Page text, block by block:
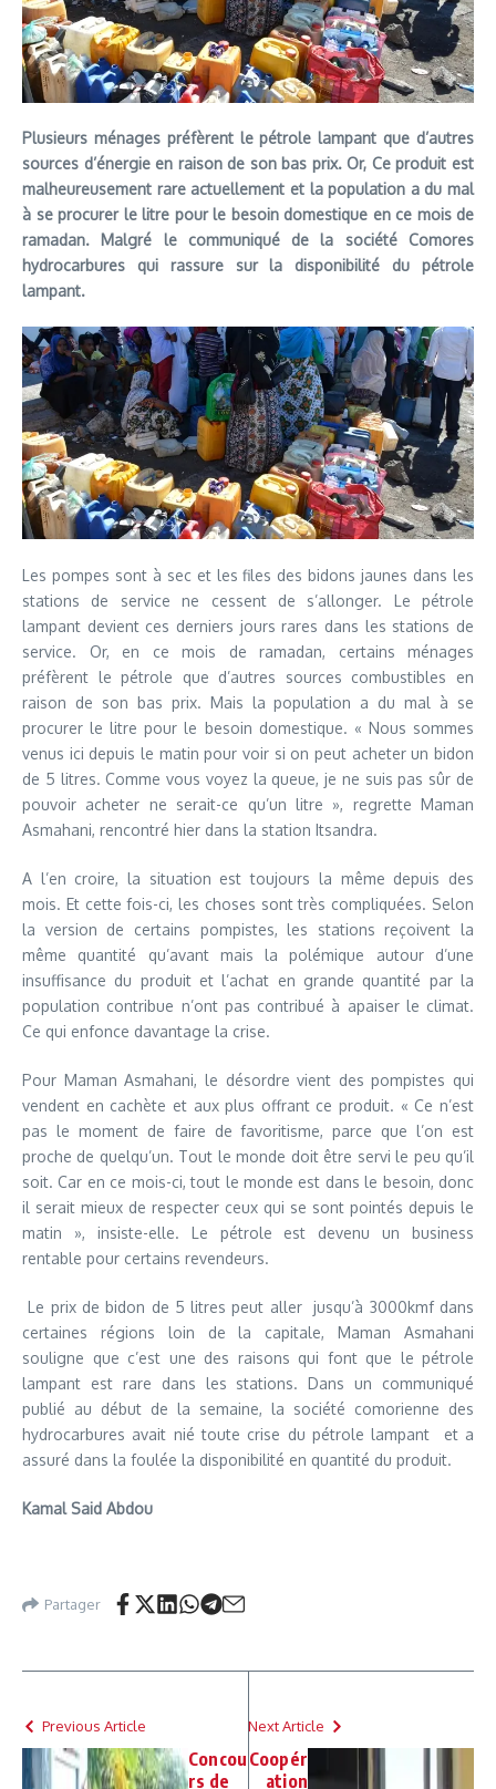
Plusieurs ménages préfèrent le pétrole lampant que d’autres
sources d’énergie en raison de son bas prix. Or, Ce produit est
malheureusement rare actuellement et la population a du mal
à se procurer le litre pour le besoin domestique en ce mois de
ramadan. Malgré le communiqué de la société Comores
hydrocarbures qui rassure sur la disponibilité du pétrole
lampant.
Les pompes sont à sec et les files des bidons jaunes dans les
stations de service ne cessent de s’allonger. Le pétrole
lampant devient ces derniers jours rares dans les stations de
service. Or, en ce mois de ramadan, certains ménages
préfèrent le pétrole que d’autres sources combustibles en
raison de son bas prix. Mais la population a du mal à se
procurer le litre pour le besoin domestique. « Nous sommes
venus ici depuis le matin pour voir si on peut acheter un bidon
de 5 litres. Comme vous voyez la queue, je ne suis pas sûr de
pouvoir acheter ne serait-ce qu’un litre », regrette Maman
Asmahani, rencontré hier dans la station Itsandra.
A l’en croire, la situation est toujours la même depuis des
mois. Et cette fois-ci, les choses sont très compliquées. Selon
la version de certains pompistes, les stations reçoivent la
même quantité qu’avant mais la polémique autour d’une
insuffisance du produit et l’achat en grande quantité par la
population contribue n’ont pas contribué à apaiser le climat.
Ce qui enfonce davantage la crise.
Pour Maman Asmahani, le désordre vient des pompistes qui
vendent en cachète et aux plus offrant ce produit. « Ce n’est
pas le moment de faire de favoritisme, parce que l’on est
proche de quelqu’un. Tout le monde doit être servi le peu qu’il
soit. Car en ce mois-ci, tout le monde est dans le besoin, donc
il serait mieux de respecter ceux qui se sont pointés depuis le
matin », insiste-elle. Le pétrole est devenu un business
rentable pour certains revendeurs.
Le prix de bidon de 5 litres peut aller jusqu’à 3000kmf dans
certaines régions loin de la capitale, Maman Asmahani
souligne que c’est une des raisons qui font que le pétrole
lampant est rare dans les stations. Dans un communiqué
publié au début de la semaine, la société comorienne des
hydrocarbures avait nié toute crise du pétrole lampant et a
assuré dans la foulée la disponibilité en quantité du produit.
Kamal Said Abdou
Partager
Previous Article
Concou
rs de
Next Article
Coopér
ation